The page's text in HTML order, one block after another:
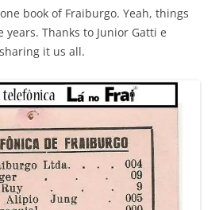
book of Fraiburgo. Yeah, things
years. Thanks to Junior Gatti e
it us all.